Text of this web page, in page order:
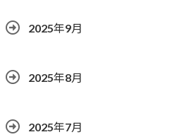
2025年9月
2025年8月
2025年7月